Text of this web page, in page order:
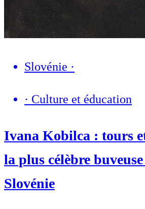
Slovénie ·
· Culture et éducation
Ivana Kobilca : tours
la plus célèbre
Slovénie